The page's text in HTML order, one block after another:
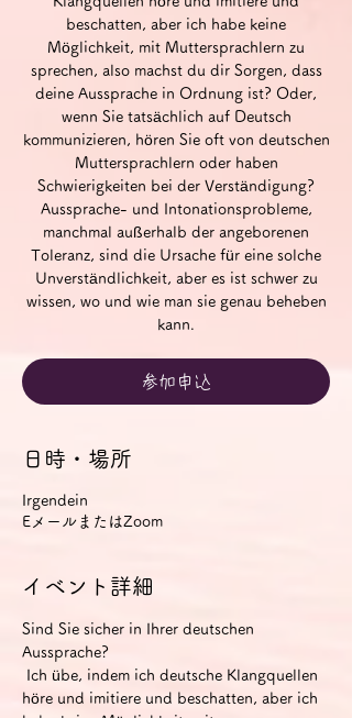
beschatten, aber ich habe keine
Möglichkeit, mit Muttersprachlern zu
sprechen, also machst du dir Sorgen, dass
deine Aussprache in Ordnung ist? Oder,
wenn Sie tatsächlich auf Deutsch
kommunizieren, hören Sie oft von deutschen
Muttersprachlern oder haben
Schwierigkeiten bei der Verständigung?
Aussprache- und Intonationsprobleme,
manchmal außerhalb der angeborenen
Toleranz, sind die Ursache für eine solche
Unverständlichkeit, aber es ist schwer zu
wissen, wo und wie man sie genau beheben
kann.
参加申込
日時・場所
Irgendein
EメールまたはZoom
イベント詳細
Sind Sie sicher in Ihrer deutschen
Aussprache?
höre und imitiere und beschatten, aber ich